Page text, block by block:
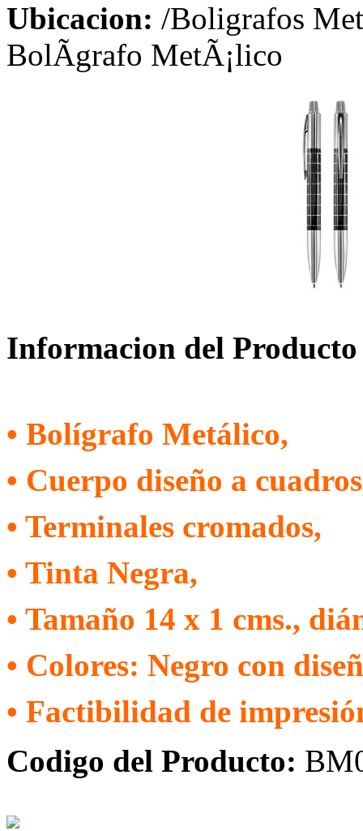
Ubicacion: /Boligrafos
BolÃ­grafo MetÃ¡lico
Informacion del Producto
• Bolígrafo Metálico,
• Cuerpo diseño a
• Terminales cromados,
• Tinta Negra,
• Tamaño 14 x 1 cms.,
• Colores: Negro con
• Factibilidad de
Codigo del Producto: